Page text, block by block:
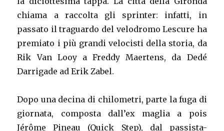
chiama a raccolta gli sprinter: infatti, in
passato il traguardo del velodromo Lescure ha
premiato i più grandi velocisti della storia, da
Rik Van Looy a Freddy Maertens, da Dedé
Darrigade ad Erik Zabel.
Dopo una decina di chilometri, parte la fuga di
giornata, composta dall’ex maglia a pois
Jérôme Pineau (Quick Step), dal passista-